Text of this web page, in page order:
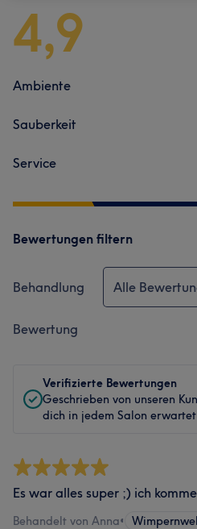
4,9
Ambiente
Sauberkeit
Service
Bewertungen filtern
Behandlung Alle
Bewertung
Verifizierte Bewertungen
Geschrieben von unseren
dich in jedem Salon
Es war alles super ;) ich
Behandelt von Anna•